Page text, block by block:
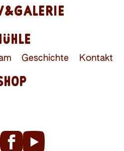
Geschichte Kontakt